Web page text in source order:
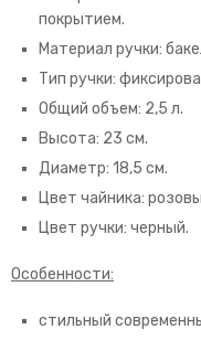
покрытием.
Материал ручки:
Тип ручки:
Общий объем: 2,5 л.
Высота: 23 см.
Диаметр: 18,5 см.
Цвет чайника:
Цвет ручки: черный.
Особенности:
стильный